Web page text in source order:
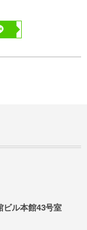
ビル本館43号室